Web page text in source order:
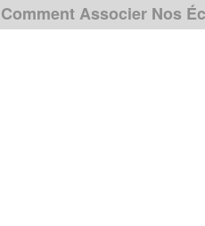
Comment Associer Nos